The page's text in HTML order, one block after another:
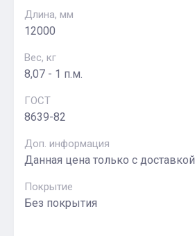
Длина, мм
12000
Вес, кг
8,07 - 1 п.м.
ГОСТ
8639-82
Доп. информация
Данная цена только с доставкой
Покрытие
Без покрытия